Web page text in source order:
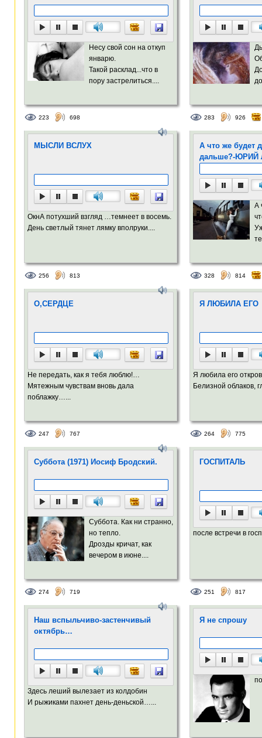
Несу свой сон на откуп
январю.
Такой расклад...что в
пору застрелиться....
223 698 283 926
МЫСЛИ ВСЛУХ
ОкнА потухший взгляд …темнеет в восемь.
День светлый тянет лямку вполруки....
256 813
А что же будет
дальше?-ЮРИЙ
А
328 814
О,СЕРДЦЕ
Не передать, как я тебя люблю!…
Мятежным чувствам вновь дала
поблажку…...
247 767
Я ЛЮБИЛА ЕГО
Я любила его
Белизной облаков,
264 775
Суббота (1971) Иосиф Бродский.
Суббота. Как ни странно,
но тепло.
Дрозды кричат, как
вечером в июне....
274 719
ГОСПИТАЛЬ
после встречи в
251 817
Наш вспыльчиво-застенчивый
октябрь…
Здесь леший вылезает из колдобин
И рыжиками пахнет день-деньской…...
Я не спрошу